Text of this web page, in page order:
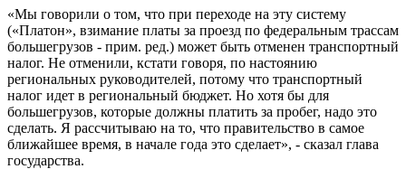
«Мы говорили о том, что при переходе на эту систему
(«Платон», взимание платы за проезд по федеральным трассам
большегрузов - прим. ред.) может быть отменен транспортный
налог. Не отменили, кстати говоря, по настоянию
региональных руководителей, потому что транспортный
налог идет в региональный бюджет. Но хотя бы для
большегрузов, которые должны платить за пробег, надо это
сделать. Я рассчитываю на то, что правительство в самое
ближайшее время, в начале года это сделает», - сказал глава
государства.